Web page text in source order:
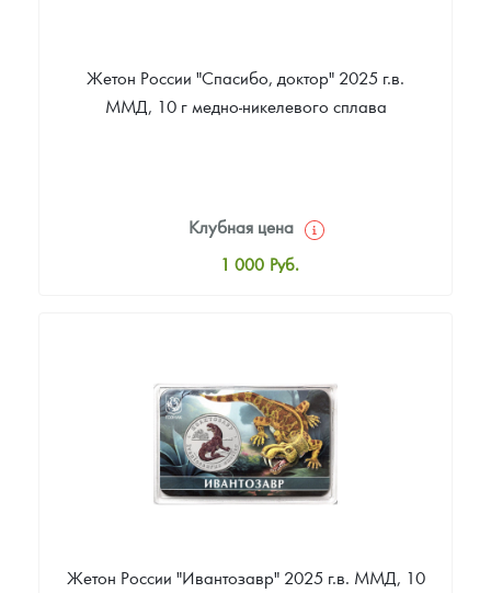
Жетон России "Спасибо, доктор" 2025 г.в.
ММД, 10 г медно-никелевого сплава
Клубная цена
1 000 Руб.
Звоните
Жетон России "Ивантозавр" 2025 г.в. ММД, 10